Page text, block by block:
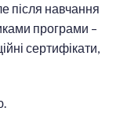
після навчання
програми –
сертифікати,